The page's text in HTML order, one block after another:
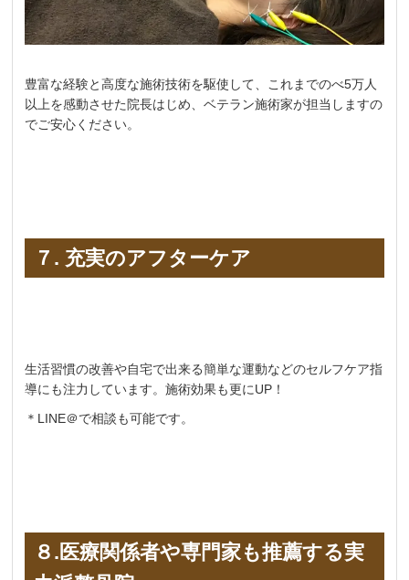
豊富な経験と高度な施術技術を駆使して、これまでのべ5万人
以上を感動させた院長はじめ、ベテラン施術家が担当しますの
でご安心ください。
７. 充実のアフターケア
生活習慣の改善や自宅で出来る簡単な運動などのセルフケア指
導にも注力しています。施術効果も更にUP！
＊LINE＠で相談も可能です。
８.医療関係者や専門家も推薦する実